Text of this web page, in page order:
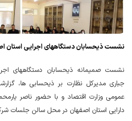
نشست ذیحسابان دستگاههای اجرایی استان
نشست صمیمانه ذیحسابان دستگاههای
جباری مدیرکل نظارت بر ذیحسابی ها،
عمومی وزارت اقتصاد و با حضور ناصر
دارایی استان اصفهان در محل سالن جلسات